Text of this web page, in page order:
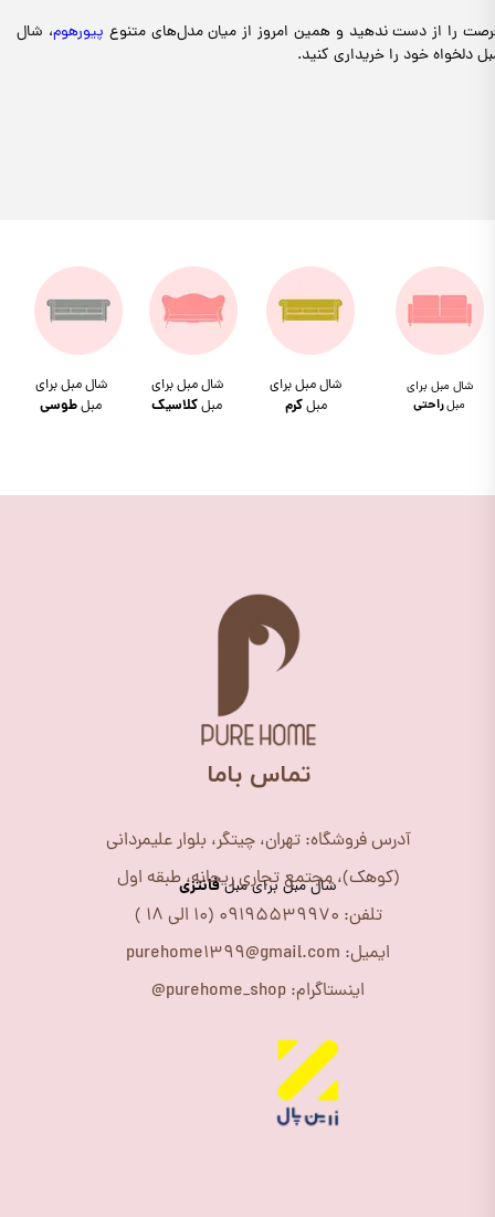
را از دست ندهید و همین امروز از میان مدل‌های متنوع پیورهوم، شال
دلخواه خود را خریداری کنید.
شال مبل برای
مبلکرم
شال مبل برای مبلفانتزی
شال مبل برای
مبلکلاسیک
شال مبل برای
مبلراحتی
شال مبل برای
مبلطوسی
​تماس باما
آدرس فروشگاه: تهران، چیتگر، بلوار علیمردانی
(کوهک)، مجتمع تجاری ریحانه، طبقه اول
تلفن: 09195539970 (10 الی 18 )
ایمیل: purehome1399@gmail.com
اینستاگرام: purehome_shop@